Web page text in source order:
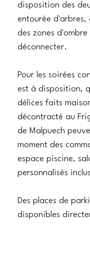
disposition des
entourée d'arbres,
des zones
déconnecter.
Pour les soirées
est à disposition,
délices faits
décontracté au
de Malpuech
moment des
espace piscine,
personnalisés
Des places de
disponibles